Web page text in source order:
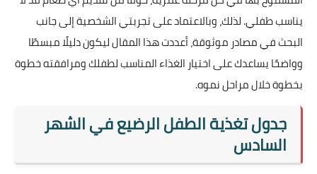
يناسب طفلي. لذلك، وبالاعتماد على تجربتي الشخصية إلى جانب
البحث في مصادر موثوقة، أعددت هذا المقال ليكون دليلًا مبسطًا
وواضحًا يساعدك على اختيار الغذاء المناسب لطفلك ومرافقته خطوة
بخطوة خلال مراحل نموه.
جدول تغذية الطفل الرضيع في الشهر
السادس